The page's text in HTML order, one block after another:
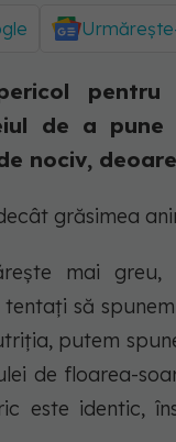
pentru
de a
nociv,
grăsimea
mai
să
putem
de floarea-
este identic,